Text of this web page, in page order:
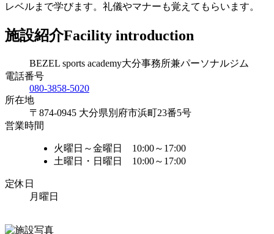
レベルまで学びます。礼儀やマナーも覚えてもらいます。
施設紹介Facility introduction
BEZEL sports academy大分事務所兼パーソナルジム
電話番号
080-3858-5020
所在地
〒874-0945 大分県別府市浜町23番5号
営業時間
火曜日～金曜日 10:00～17:00
土曜日・日曜日 10:00～17:00
定休日
月曜日